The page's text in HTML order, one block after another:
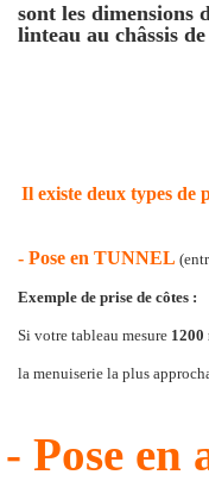
sont les
linteau au châssis
Il existe deux types de
- Pose en TUNNEL
Exemple de prise de côtes :
Si votre tableau mesure 1200
la menuiserie la plus
- Pose en